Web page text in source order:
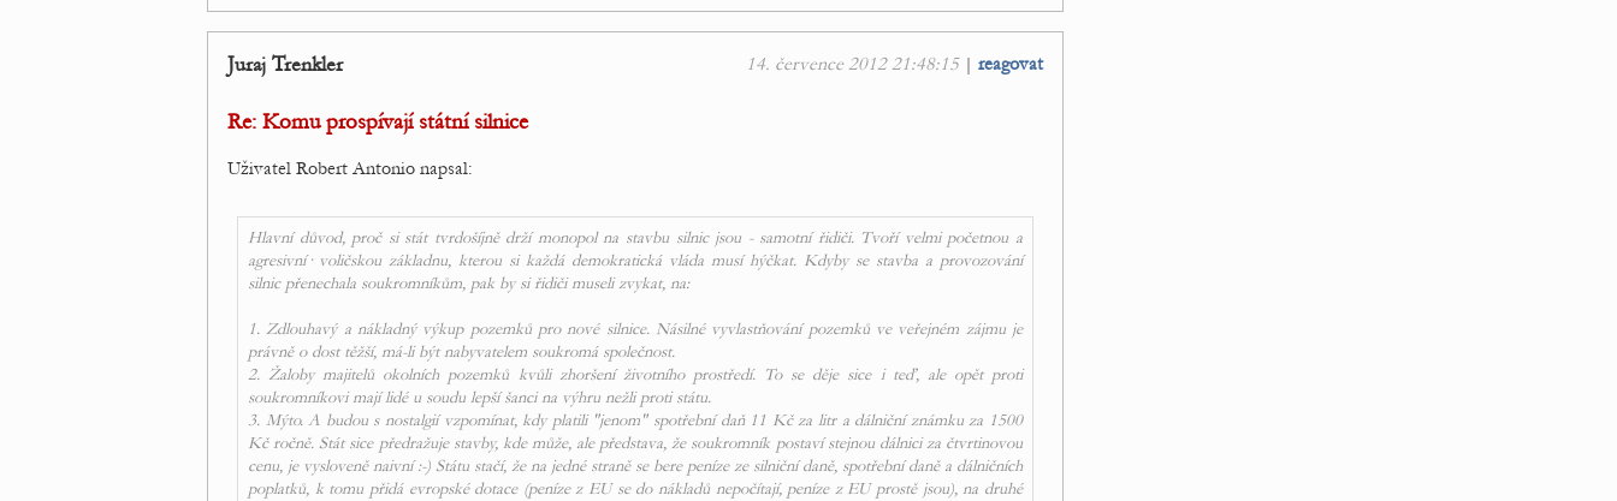
14. července 2012 21:48:15| reagovat
Juraj Trenkler
Re: Komu prospívají státní silnice
Uživatel Robert Antonio napsal:
Hlavní důvod, proč si stát tvrdošíjně drží monopol na stavbu silnic jsou - samotní řidiči. Tvoří velmi početnou a
agresivní· voličskou základnu, kterou si každá demokratická vláda musí hýčkat. Kdyby se stavba a provozování
silnic přenechala soukromníkům, pak by si řidiči museli zvykat, na:
1. Zdlouhavý a nákladný výkup pozemků pro nové silnice. Násilné vyvlastňování pozemků ve veřejném zájmu je
právně o dost těžší, má-li být nabyvatelem soukromá společnost.
2. Žaloby majitelů okolních pozemků kvůli zhoršení životního prostředí. To se děje sice i teď, ale opět proti
soukromníkovi mají lidé u soudu lepší šanci na výhru nežli proti státu.
3. Mýto. A budou s nostalgií vzpomínat, kdy platili "jenom" spotřební daň 11 Kč za litr a dálniční známku za 1500
Kč ročně. Stát sice předražuje stavby, kde může, ale představa, že soukromník postaví stejnou dálnici za čtvrtinovou
cenu, je vysloveně naivní :-) Státu stačí, že na jedné straně se bere peníze ze silniční daně, spotřební daně a dálničních
poplatků, k tomu přidá evropské dotace (peníze z EU se do nákladů nepočítají, peníze z EU prostě jsou), na druhé